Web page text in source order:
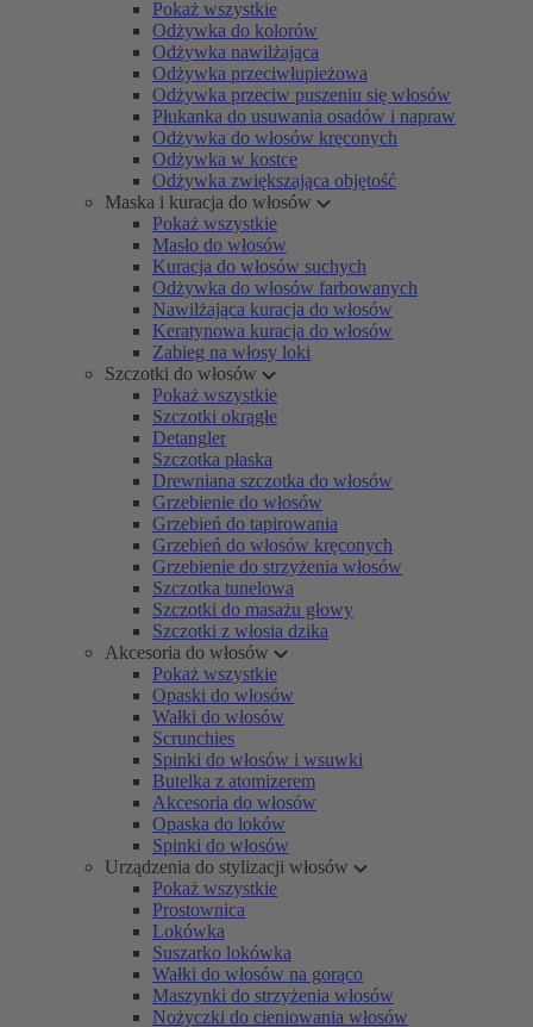
Pokaż wszystkie
Odżywka do kolorów
Odżywka nawilżająca
Odżywka przeciwłupieżowa
Odżywka przeciw puszeniu się włosów
Płukanka do usuwania osadów i napraw
Odżywka do włosów kręconych
Odżywka w kostce
Odżywka zwiększająca objętość
Maska i kuracja do włosów
Pokaż wszystkie
Masło do włosów
Kuracja do włosów suchych
Odżywka do włosów farbowanych
Nawilżająca kuracja do włosów
Keratynowa kuracja do włosów
Zabieg na włosy loki
Szczotki do włosów
Pokaż wszystkie
Szczotki okrągłe
Detangler
Szczotka płaska
Drewniana szczotka do włosów
Grzebienie do włosów
Grzebień do tapirowania
Grzebień do włosów kręconych
Grzebienie do strzyżenia włosów
Szczotka tunelowa
Szczotki do masażu głowy
Szczotki z włosia dzika
Akcesoria do włosów
Pokaż wszystkie
Opaski do włosów
Wałki do włosów
Scrunchies
Spinki do włosów i wsuwki
Butelka z atomizerem
Akcesoria do włosów
Opaska do loków
Spinki do włosów
Urządzenia do stylizacji włosów
Pokaż wszystkie
Prostownica
Lokówka
Suszarko lokówka
Wałki do włosów na gorąco
Maszynki do strzyżenia włosów
Nożyczki do cieniowania włosów